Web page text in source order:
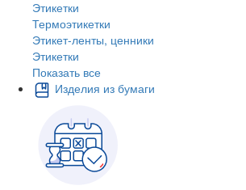
Этикетки
Термоэтикетки
Этикет-ленты, ценники
Этикетки
Показать все
Изделия из бумаги